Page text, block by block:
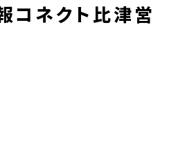
コネクト比津営